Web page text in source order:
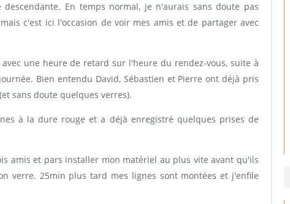
En temps normal, je n'aurais sans doute pas
c'est ici l'occasion de voir mes amis et de partager avec
une heure de retard sur l'heure du rendez-vous, suite à
Bien entendu David, Sébastien et Pierre ont déjà pris
sans doute quelques verres).
à la dure rouge et a déjà enregistré quelques prises de
amis et pars installer mon matériel au plus vite avant qu'ils
verre. 25min plus tard mes lignes sont montées et j'enfile